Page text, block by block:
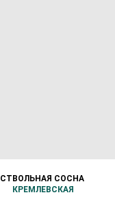
СТВОЛЬНАЯ СОСНА
КРЕМЛЕВСКАЯ